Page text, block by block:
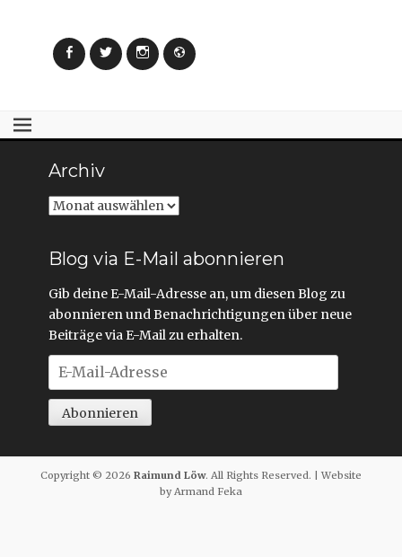
FacebookTwitter InstagramWebseite
Archiv
Archiv
Blog via E-Mail abonnieren
Gib deine E-Mail-Adresse an, um diesen Blog zu
abonnieren und Benachrichtigungen über neue
Beiträge via E-Mail zu erhalten.
E-
Mail-
Adresse
Abonnieren
Copyright © 2026 Raimund Löw. All Rights Reserved. | Website
by Armand Feka